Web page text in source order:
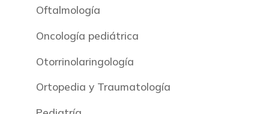
Oftalmología
Oncología pediátrica
Otorrinolaringología
Ortopedia y Traumatología